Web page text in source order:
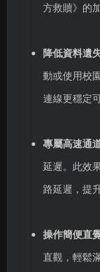
方救贖》的
降低資料遺
動或使用校
連線更穩定可
專屬高速通
延遲。此效
路延遲，提
操作簡便直
直觀，輕鬆